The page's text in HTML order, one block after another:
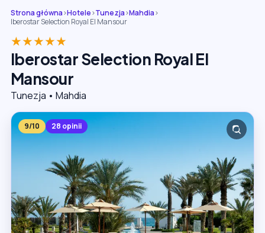
Strona główna›Hotele›Tunezja›Mahdia›
Iberostar Selection Royal El Mansour
★★★★★
Iberostar Selection Royal El
Mansour
Tunezja • Mahdia
9/10 28 opinii